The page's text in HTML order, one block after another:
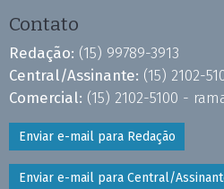
Contato
Redação: (15) 99789-3913
Central/Assinante: (15) 2102-
Comercial: (15) 2102-5100 -
Enviar e-mail para Redação
Enviar e-mail para Central/